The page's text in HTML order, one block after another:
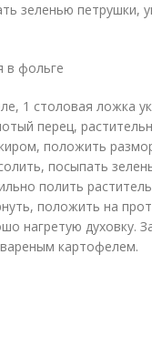
зеленью петрушки,
в фольге
1 столовая ложка
перец,
положить
посыпать
полить
положить на
нагретую духовку.
картофелем.